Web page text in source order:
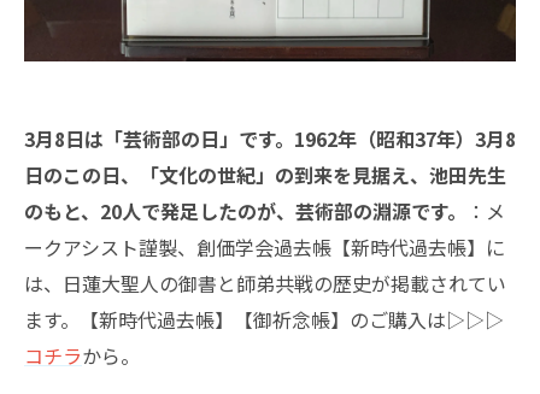
3月8日は「芸術部の日」です。1962年（昭和37年）3月8
日のこの日、「文化の世紀」の到来を見据え、池田先生
のもと、20人で発足したのが、芸術部の淵源です。
：メ
ークアシスト謹製、創価学会過去帳【新時代過去帳】に
は、日蓮大聖人の御書と師弟共戦の歴史が掲載されてい
ます。【新時代過去帳】【御祈念帳】のご購入は▷▷▷
コチラから。